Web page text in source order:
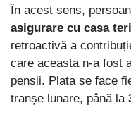
În acest sens,
asigurare cu casa
retroactivă a
care aceasta n-a fost
pensii. Plata se face
tranșe lunare, până la